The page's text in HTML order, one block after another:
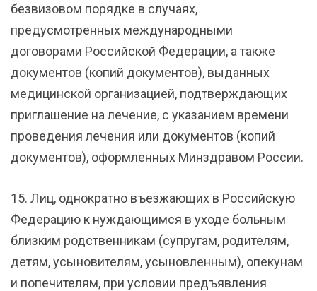
безвизовом порядке в случаях,
предусмотренных международными
договорами Российской Федерации, а также
документов (копий документов), выданных
медицинской организацией, подтверждающих
приглашение на лечение, с указанием времени
проведения лечения или документов (копий
документов), оформленных Минздравом России.
15. Лиц, однократно въезжающих в Российскую
Федерацию к нуждающимся в уходе больным
близким родственникам (супругам, родителям,
детям, усыновителям, усыновленным), опекунам
и попечителям, при условии предъявления